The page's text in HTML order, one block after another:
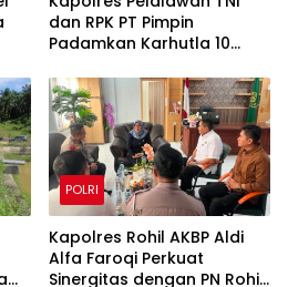
dan RPK PT Pimpin
Padamkan Karhutla 10
Water Bombing Diterjunkan
POLRI
Kapolres Rohil AKBP Aldi
Alfa Faroqi Perkuat
Sinergitas dengan PN Rohil